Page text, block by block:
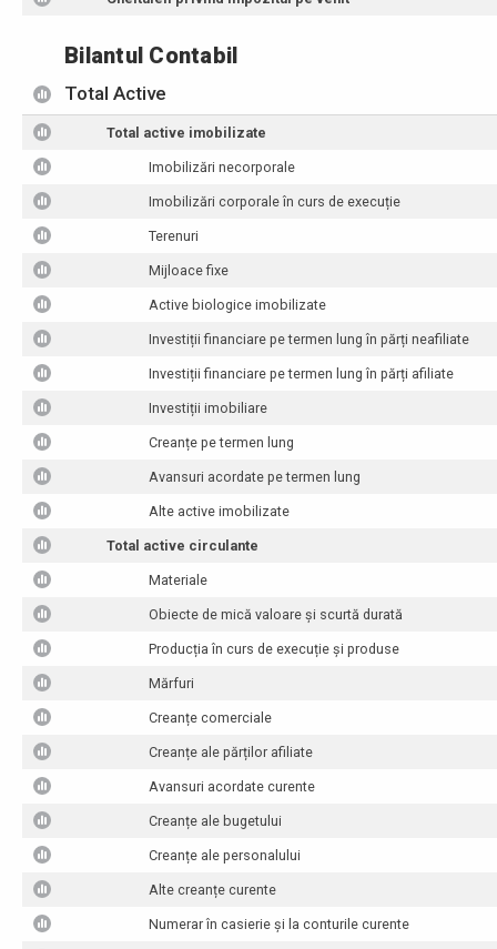
Bilantul Contabil
Total Active
Total active imobilizate
Imobilizări necorporale
Imobilizări corporale în curs de execuție
Terenuri
Mijloace fixe
Active biologice imobilizate
Investiții financiare pe termen lung în părți neafiliate
Investiții financiare pe termen lung în părți afiliate
Investiții imobiliare
Creanțe pe termen lung
Avansuri acordate pe termen lung
Alte active imobilizate
Total active circulante
Materiale
Obiecte de mică valoare și scurtă durată
Producția în curs de execuție și produse
Mărfuri
Creanțe comerciale
Creanțe ale părților afiliate
Avansuri acordate curente
Creanțe ale bugetului
Creanțe ale personalului
Alte creanțe curente
Numerar în casierie și la conturile curente